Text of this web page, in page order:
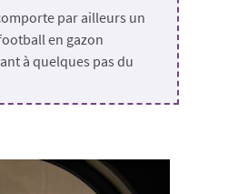
par ailleurs un
en gazon
à quelques pas du